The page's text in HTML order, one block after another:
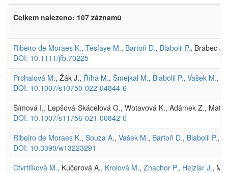
Celkem nalezeno: 107 záznamů
Ribeiro de Moraes K., Tesfaye M., Bartoň D., Blabolil P., Brabec
DOI: 10.1111/jfb.70225
Prchalová M., Žák J., Říha M., Šmejkal M., Blabolil P., Vašek M.,
DOI: 10.1007/s10750-022-04844-6
Šímová I., Lepšová-Skácelová O., Wotavová K., Adámek Z.,
DOI: 10.1007/s11756-021-00842-6
Ribeiro de Moraes K., Souza A., Vašek M., Bartoň D., Blabolil P.,
DOI: 10.3390/w13223291
Čtvrtlíková M., Kučerová A., Krolová M., Znachor P., Hejzlar J.,